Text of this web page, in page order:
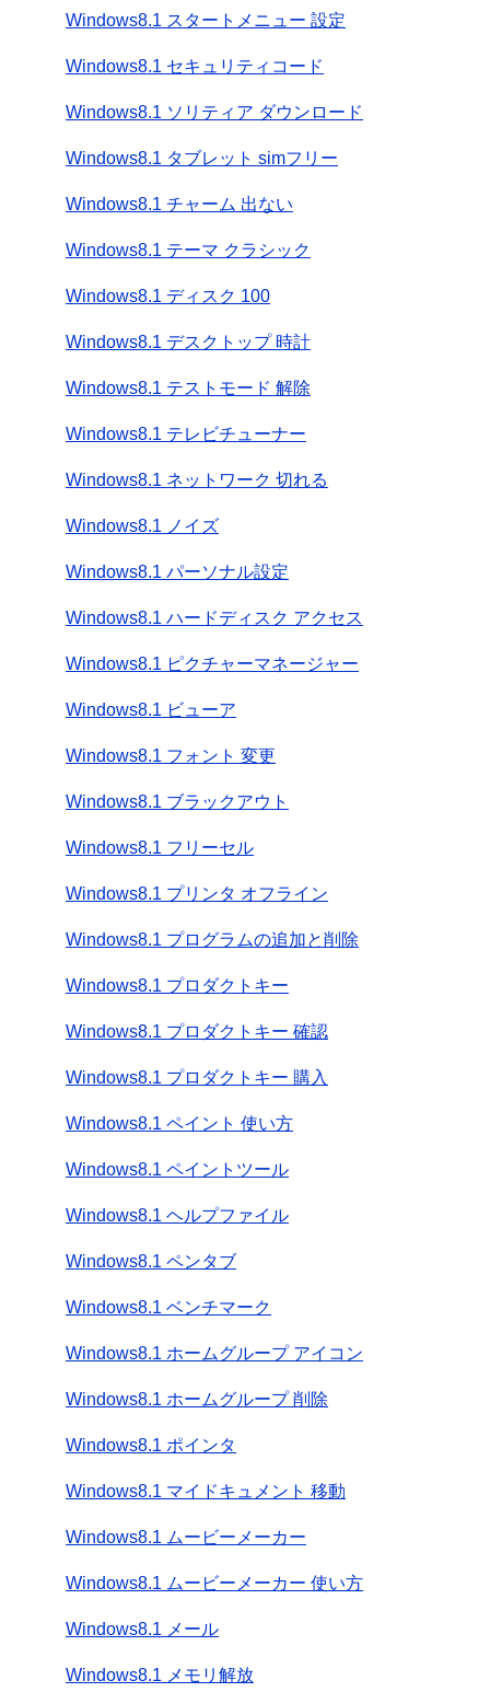
Windows8.1 スタートメニュー 設定
Windows8.1 セキュリティコード
Windows8.1 ソリティア ダウンロード
Windows8.1 タブレット simフリー
Windows8.1 チャーム 出ない
Windows8.1 テーマ クラシック
Windows8.1 ディスク 100
Windows8.1 デスクトップ 時計
Windows8.1 テストモード 解除
Windows8.1 テレビチューナー
Windows8.1 ネットワーク 切れる
Windows8.1 ノイズ
Windows8.1 パーソナル設定
Windows8.1 ハードディスク アクセス
Windows8.1 ピクチャーマネージャー
Windows8.1 ビューア
Windows8.1 フォント 変更
Windows8.1 ブラックアウト
Windows8.1 フリーセル
Windows8.1 プリンタ オフライン
Windows8.1 プログラムの追加と削除
Windows8.1 プロダクトキー
Windows8.1 プロダクトキー 確認
Windows8.1 プロダクトキー 購入
Windows8.1 ペイント 使い方
Windows8.1 ペイントツール
Windows8.1 ヘルプファイル
Windows8.1 ペンタブ
Windows8.1 ベンチマーク
Windows8.1 ホームグループ アイコン
Windows8.1 ホームグループ 削除
Windows8.1 ポインタ
Windows8.1 マイドキュメント 移動
Windows8.1 ムービーメーカー
Windows8.1 ムービーメーカー 使い方
Windows8.1 メール
Windows8.1 メモリ解放